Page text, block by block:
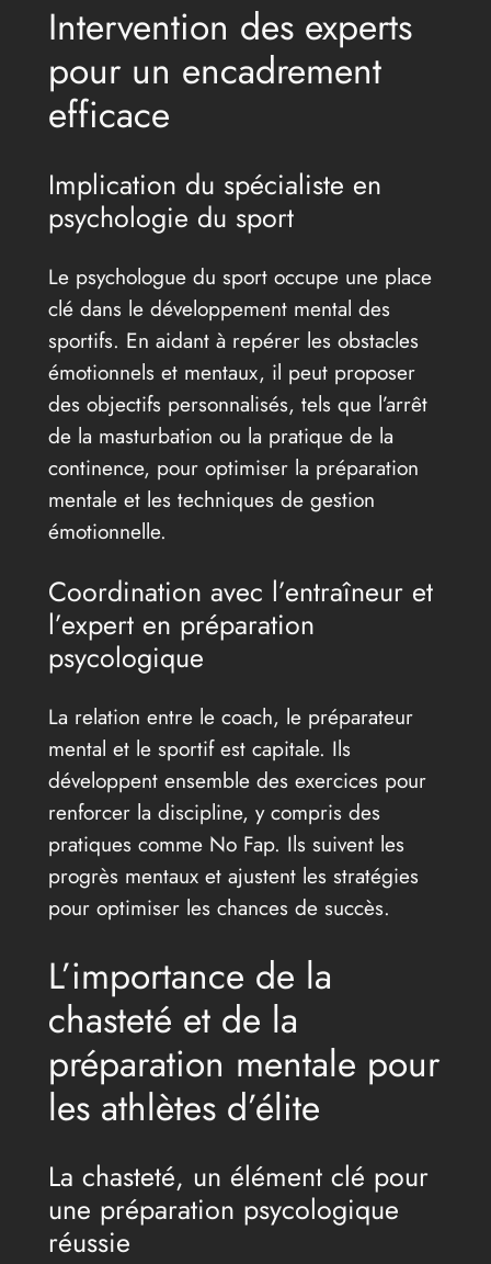
Intervention des experts
pour un encadrement
efficace
Implication du spécialiste en
psychologie du sport
Le psychologue du sport occupe une place
clé dans le développement mental des
sportifs. En aidant à repérer les obstacles
émotionnels et mentaux, il peut proposer
des objectifs personnalisés, tels que l’arrêt
de la masturbation ou la pratique de la
continence, pour optimiser la préparation
mentale et les techniques de gestion
émotionnelle.
Coordination avec l’entraîneur et
l’expert en préparation
psycologique
La relation entre le coach, le préparateur
mental et le sportif est capitale. Ils
développent ensemble des exercices pour
renforcer la discipline, y compris des
pratiques comme No Fap. Ils suivent les
progrès mentaux et ajustent les stratégies
pour optimiser les chances de succès.
L’importance de la
chasteté et de la
préparation mentale pour
les athlètes d’élite
La chasteté, un élément clé pour
une préparation psycologique
réussie